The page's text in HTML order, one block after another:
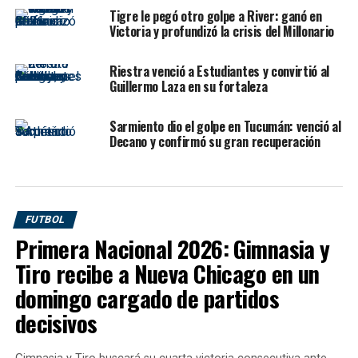
asegurar el objetivo inmediato y demostrar carácter en
una cancha compleja.
La previa tenía una particularidad: tanto San Lorenzo
como Independiente llegaban con posibilidades
concretas de avanzar a octavos. Incluso, un empate
podía beneficiar a ambos dependiendo de otros
Tigre le pegó otro golpe a River: ganó en
Victoria y profundizó la crisis del Millonario
Riestra venció a Estudiantes y convirtió al
Guillermo Laza en su fortaleza
Sarmiento dio el golpe en Tucumán: venció al
Decano y confirmó su gran recuperación
FUTBOL
Primera Nacional 2026: Gimnasia y
Tiro recibe a Nueva Chicago en un
domingo cargado de partidos
decisivos